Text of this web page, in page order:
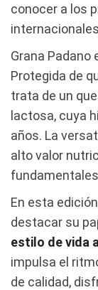
conocer a los
Grana Padano
Protegida de
trata de un
lactosa, cuya
años. La
alto valor
fundamentales
En esta
destacar su
estilo de vida
impulsa el
de calidad,